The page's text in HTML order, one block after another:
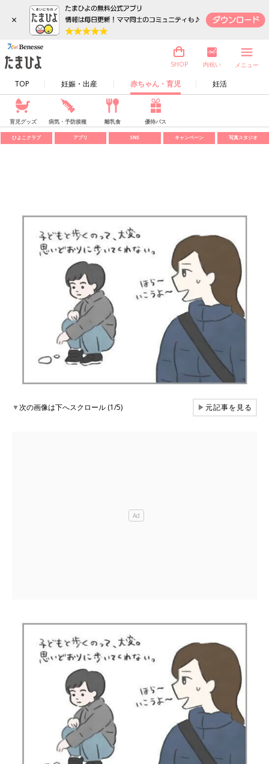
×
TOP 妊娠・出産 赤ちゃん・育児 妊活
SHOP 内祝い メニュー
育児グッズ 病気・予防接種 離乳食 優待パス
ひよこクラブ アプリ SNS キャンペーン 写真スタジオ
▼次の画像は下へスクロール (1/5) ▶元記事を見る